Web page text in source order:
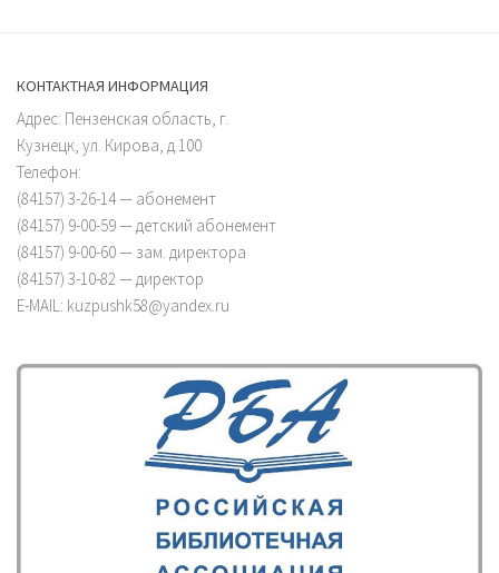
КОНТАКТНАЯ ИНФОРМАЦИЯ
Адрес: Пензенская область, г.
Кузнецк, ул. Кирова, д.100
Телефон:
(84157) 3-26-14 — абонемент
(84157) 9-00-59 — детский абонемент
(84157) 9-00-60 — зам. директора
(84157) 3-10-82 — директор
E-MAIL: kuzpushk58@yandex.ru